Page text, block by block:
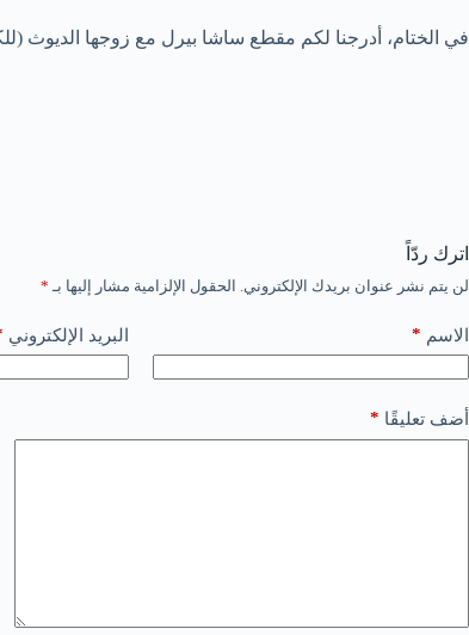
في الختام، أدرجنا لكم مقطع ساشا بيرل مع زوجها الديوث (للكبار +18) كامل بدون تشفير. كذلك لم ننس أن نرفق لكم حصريات ساخنة رومانسية لهما في المسبح
اترك ردّاً
لن يتم نشر عنوان بريدك الإلكتروني. الحقول الإلزامية مشار إليها بـ *
الاسم * البريد الإلكتروني
أضف تعليقًا *